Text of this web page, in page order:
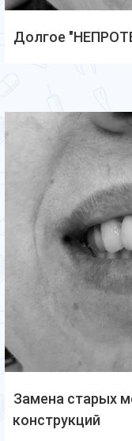
Долгое
Замена старых
конструкций